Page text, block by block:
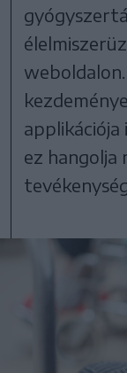
applikációja
ez hangolja